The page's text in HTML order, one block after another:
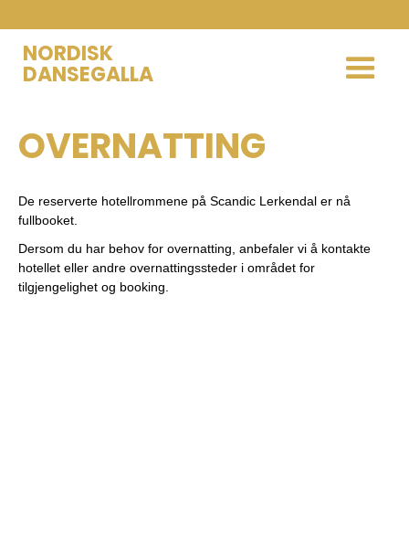
OVERNATTING
De reserverte hotellrommene på Scandic Lerkendal er nå
fullbooket.
Dersom du har behov for overnatting, anbefaler vi å kontakte
hotellet eller andre overnattingssteder i området for
tilgjengelighet og booking.
NORDISK
DANSEGALLA